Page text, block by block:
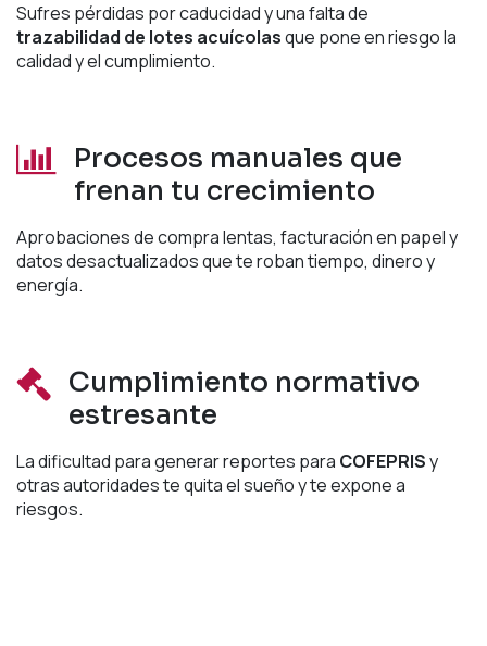
Sufres pérdidas por caducidad y una falta de
trazabilidad de lotes acuícolasque pone en riesgo la
calidad y el cumplimiento.
Procesos manuales que
frenan tu crecimiento
Aprobaciones de compra lentas, facturación en papel y
datos desactualizados que te roban tiempo, dinero y
energía.
Cumplimiento normativo
estresante
La dificultad para generar reportes para COFEPRISy
otras autoridades te quita el sueño y te expone a
riesgos.